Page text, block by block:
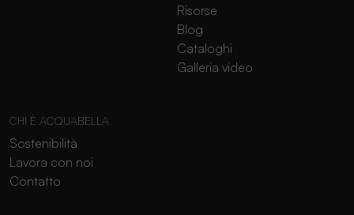
Risorse
Blog
Cataloghi
Galleria video
CHI È ACQUABELLA
Sostenibilità
Lavora con noi
Contatto